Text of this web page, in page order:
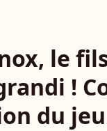
le
!
du